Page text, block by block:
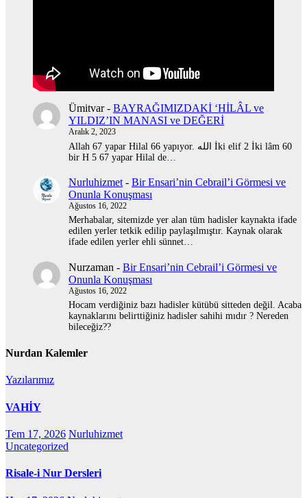
Ümitvar- BAYRAĞIMIZDAKİ ‘HİLÂL ve
YILDIZ’IN MANASI ve DEĞERİ
Aralık 2, 2023
Allah 67 yapar Hilal 66 yapıyor. الله İki elif 2 İki lâm 60
bir H 5 67 yapar Hilal de…
Nurluhizmet - Bir Ensari’nin Cebrail’i Görmesi ve
Onunla Konuşması
Ağustos 16, 2022
Merhabalar, sitemizde yer alan tüm hadisler kaynakta ifade
edilen yerler tetkik edilip paylaşılmıştır. Kaynak olarak
ifade edilen yerler ehli sünnet…
Nurzaman - Bir Ensari’nin Cebrail’i Görmesi ve
Onunla Konuşması
Ağustos 16, 2022
Hocam verdiğiniz bazı hadisler kütübü sitteden değil. Acaba
kaynaklarını belirttiğiniz hadisler sahihi mıdır ? Nereden
bileceğiz??
Nurdan Kalemler
Yazılarımız
VAHİY
Tem 17, 2026 Nurluhizmet
Uncategorized
Risale-i Nur Dersleri